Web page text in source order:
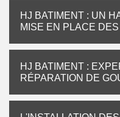
HJ BATIMENT : UN
MISE EN PLACE
HJ BATIMENT :
RÉPARATION DE